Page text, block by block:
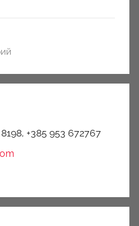
+385 953 672767